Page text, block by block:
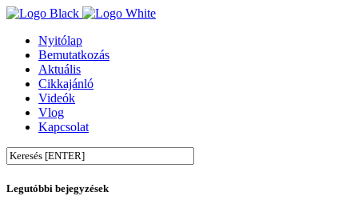
Nyitólap
Bemutatkozás
Aktuális
Cikkajánló
Videók
Vlog
Kapcsolat
Legutóbbi bejegyzések